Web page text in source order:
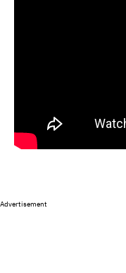
Advertisement